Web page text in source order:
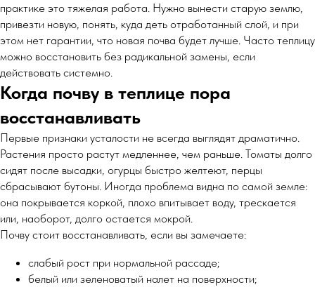
практике это тяжелая работа. Нужно вынести старую землю,
привезти новую, понять, куда деть отработанный слой, и при
этом нет гарантии, что новая почва будет лучше. Часто теплицу
можно восстановить без радикальной замены, если
действовать системно.
Когда почву в теплице пора
восстанавливать
Первые признаки усталости не всегда выглядят драматично.
Растения просто растут медленнее, чем раньше. Томаты долго
сидят после высадки, огурцы быстро желтеют, перцы
сбрасывают бутоны. Иногда проблема видна по самой земле:
она покрывается коркой, плохо впитывает воду, трескается
или, наоборот, долго остается мокрой.
Почву стоит восстанавливать, если вы замечаете:
слабый рост при нормальной рассаде;
белый или зеленоватый налет на поверхности;